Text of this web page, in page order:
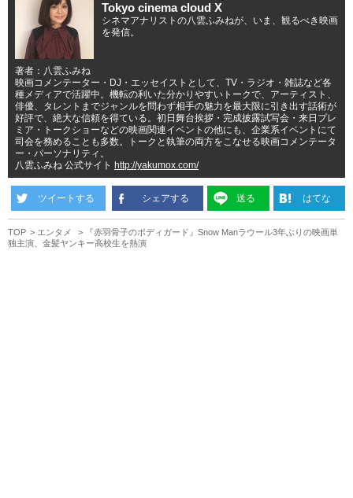
Tokyo cinema cloud X
シネマアナリストの八雲ふみねが、いま、観るべき映画
を発信。
著者：八雲ふみね
映画コメンテーター・DJ・エッセイストとして、TV・ラジオ・雑誌など各
種メディアで活躍中。機転の利いた分かりやすいトークで、アーティスト、
俳優、タレントまでジャンルを問わず相手の魅力を最大限に引き出す話術が
好評で、絶大な信頼を得ている。初日舞台挨拶・完成披露試写会・来日プレ
ミア・トークショーなどの映画関連イベントの他にも、企業系イベントにて
司会を務めることも多数。トークと執筆の両方をこなせる映画コメンテータ
ー・パーソナリティ。
八雲ふみね 公式サイト
http://yakumox.com/
ツイートする シェアする 送る はてな
TOP エンタメ
『赤羽骨子のボディガード』Snow Manラウール3年ぶりの映画単
独主演、金髪ヤンキー高校生を熱演